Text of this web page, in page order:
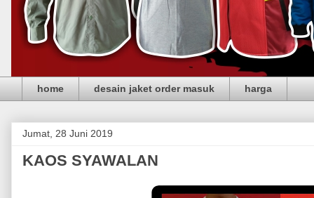
home desain jaket order masuk harga
Jumat, 28 Juni 2019
KAOS SYAWALAN